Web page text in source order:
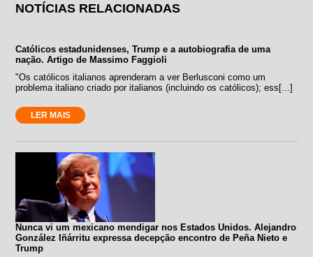
NOTÍCIAS RELACIONADAS
Católicos estadunidenses, Trump e a autobiografia de uma
nação. Artigo de Massimo Faggioli
"Os católicos italianos aprenderam a ver Berlusconi como um
problema italiano criado por italianos (incluindo os católicos); ess[...]
LER MAIS
Nunca vi um mexicano mendigar nos Estados Unidos. Alejandro
González Iñárritu expressa decepção encontro de Peña Nieto e
Trump